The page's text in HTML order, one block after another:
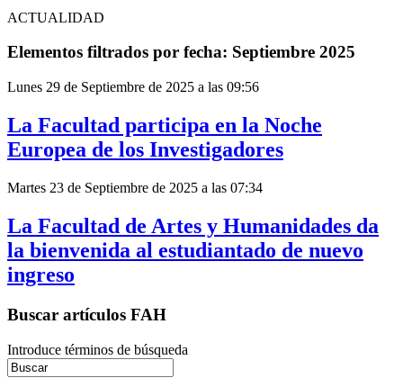
ACTUALIDAD
Elementos filtrados por fecha: Septiembre 2025
Lunes 29 de Septiembre de 2025 a las 09:56
La Facultad participa en la Noche
Europea de los Investigadores
Martes 23 de Septiembre de 2025 a las 07:34
La Facultad de Artes y Humanidades da
la bienvenida al estudiantado de nuevo
ingreso
Buscar artículos FAH
Introduce términos de búsqueda